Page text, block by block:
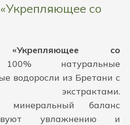
со
«Укрепляющее со
натуральные
водоросли из Бретани с
экстрактами.
минеральный баланс
увлажнению и